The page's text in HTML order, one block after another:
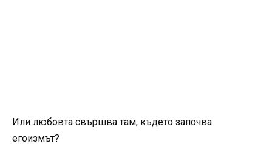
Или любовта свършва там, където започва
егоизмът?